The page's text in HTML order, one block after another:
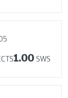
1.00 SWS